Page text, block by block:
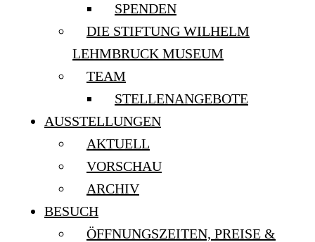
SPENDEN
DIE STIFTUNG WILHELM
LEHMBRUCK MUSEUM
TEAM
STELLENANGEBOTE
AUSSTELLUNGEN
AKTUELL
VORSCHAU
ARCHIV
BESUCH
ÖFFNUNGSZEITEN, PREISE &